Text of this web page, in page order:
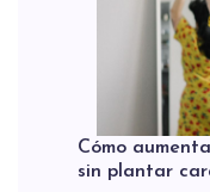
Cómo
sin plantar